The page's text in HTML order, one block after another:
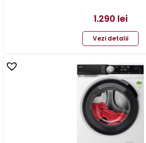
1.290 lei
Vezi detalii